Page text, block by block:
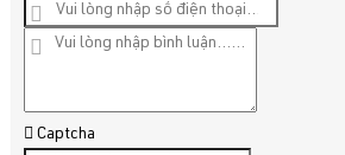
Captcha